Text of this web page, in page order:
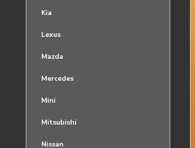
Kia
Lexus
Mazda
Mercedes
Mini
Mitsubishi
Nissan